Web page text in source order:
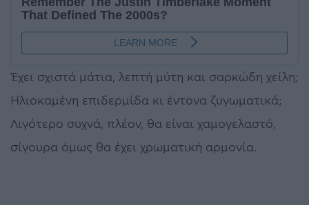
Έχει σχιστά μάτια, λεπτή μύτη και σαρκώδη χείλη;
Ηλιοκαμένη επιδερμίδα κι έντονα ζυγωματικά;
Λιγότερο συχνά, πλέον, θα είναι χαμογελαστό,
σίγουρα όμως θα έχει χρωματική αρμονία.